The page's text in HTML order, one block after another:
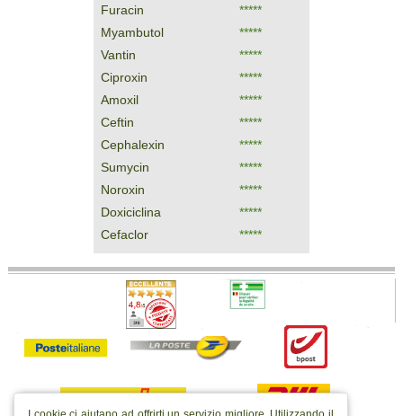
Furacin
*****
Myambutol
*****
Vantin
*****
Ciproxin
*****
Amoxil
*****
Ceftin
*****
Cephalexin
*****
Sumycin
*****
Noroxin
*****
Doxiciclina
*****
Cefaclor
*****